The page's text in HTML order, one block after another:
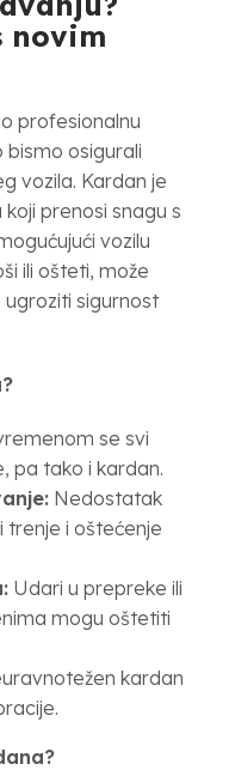
novim
profesionalnu
bismo osigurali
vozila. Kardan je
prenosi snagu s
vozilu
ili ošteti, može
sigurnost
se svi
pa tako i kardan.
Nedostatak
trenje i oštećenje
Udari u prepreke ili
mogu oštetiti
kardan